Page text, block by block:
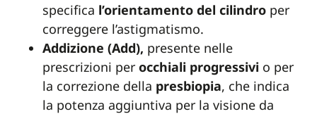
specifica l’orientamento del cilindro per
correggere l’astigmatismo.
Addizione (Add), presente nelle
prescrizioni per occhiali progressivi o per
la correzione della presbiopia, che indica
la potenza aggiuntiva per la visione da